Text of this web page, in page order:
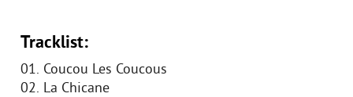
Tracklist:
01. Coucou Les Coucous
02. La Chicane